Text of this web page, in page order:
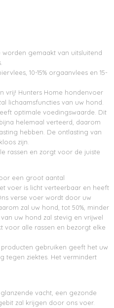
gemaakt van uitsluitend
10-15% orgaanvlees en 15-
vrij! Hunters Home hondenvoer
lichaamsfuncties van uw hond.
optimale voedingswaarde. Dit
helemaal verteerd, daarom
hebben. De ontlasting van
zijn.
rassen en zorgt voor de juiste
een groot aantal
voer is licht verteerbaar en heeft
verse voer wordt door uw
zal uw hond, tot 50%, minder
uw hond zal stevig en vrijwel
voor alle rassen en bezorgt elke
gebruiken geeft het uw
tegen ziektes. Het vermindert
vacht, een gezonde
zal krijgen door ons voer.